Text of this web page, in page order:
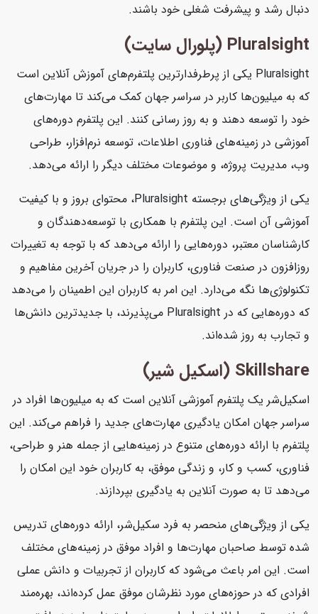
دنبال رشد و پیشرفت شغلی خود باشند.
Pluralsight (پلورال سایت)
Pluralsight یکی از پرطرفدارترین پلتفرم‌های آموزش آنلاین است
که به میلیون‌ها کاربر در سراسر جهان کمک می‌کند تا مهارت‌های
خود را توسعه دهند و به روز رسانی کنند. این پلتفرم دوره‌های
آموزشی در زمینه‌های فناوری اطلاعات، توسعه نرم‌افزار، طراحی
وب، مدیریت پروژه، و موضوعات مختلف دیگر را ارائه می‌دهد.
یکی از ویژگی‌های برجسته Pluralsight، محتوای بروز و با کیفیت
آموزشی آن است. این پلتفرم با همکاری با توسعه‌دهندگان و
کارشناسان معتبر، دوره‌هایی را ارائه می‌دهد که با توجه به تغییرات
روزافزون در صنعت فناوری، کاربران را در جریان آخرین مفاهیم و
تکنولوژی‌ها نگه می‌دارد. این امر به کاربران این اطمینان را می‌دهد
که دوره‌هایی که در Pluralsight می‌پذیرند، با جدیدترین دانش‌ها
و تجارب به روز شده‌اند.
Skillshare (اسکیل شیر)
اسکیل‌شر یک پلتفرم آموزشی آنلاین است که به میلیون‌ها افراد در
سراسر جهان امکان یادگیری مهارت‌های جدید را فراهم می‌کند. این
پلتفرم با ارائه دوره‌های متنوع در زمینه‌هایی از جمله هنر و طراحی،
فناوری، کسب و کار، و زندگی موفق، به کاربران خود این امکان را
می‌دهد تا به صورت آنلاین به یادگیری بپردازند.
یکی از ویژگی‌های منحصر به فرد سکیل‌شر، ارائه دوره‌های تدریس
شده توسط صاحبان مهارت‌ها و افراد موفق در زمینه‌های مختلف
است. این امر باعث می‌شود که کاربران از تجربیات و دانش عملی
افرادی که در حوزه‌های مورد نظرشان موفق عمل کرده‌اند، بهره‌مند